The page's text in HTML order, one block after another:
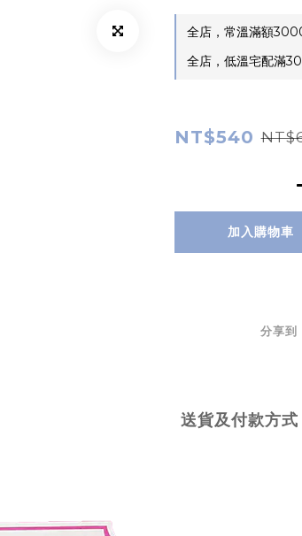
全店，常溫滿額
全店，低溫宅配滿
NT$540
加入購物車
分享到
送貨及付款方式